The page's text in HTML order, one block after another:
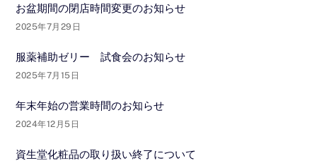
お盆期間の閉店時間変更のお知らせ
2025年7月29日
服薬補助ゼリー 試食会のお知らせ
2025年7月15日
年末年始の営業時間のお知らせ
2024年12月5日
資生堂化粧品の取り扱い終了について